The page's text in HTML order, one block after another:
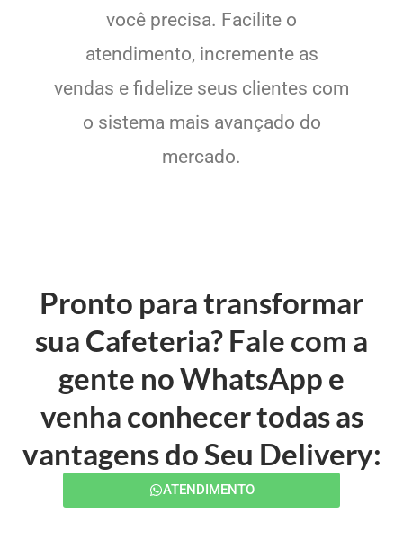
você precisa. Facilite o
atendimento, incremente as
vendas e fidelize seus clientes com
o sistema mais avançado do
mercado.
Pronto para transformar
sua Cafeteria? Fale com a
gente no WhatsApp e
venha conhecer todas as
vantagens do Seu Delivery:
ATENDIMENTO